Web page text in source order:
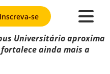
Inscreva-se
Universitário aproxima
ainda mais a